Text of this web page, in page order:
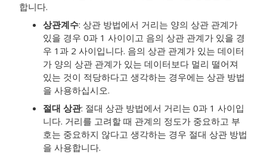
합니다.
상관계수: 상관 방법에서 거리는 양의 상관 관계가
있을 경우 0과 1 사이이고 음의 상관 관계가 있을 경
우 1과 2 사이입니다. 음의 상관 관계가 있는 데이터
가 양의 상관 관계가 있는 데이터보다 멀리 떨어져
있는 것이 적당하다고 생각하는 경우에는 상관 방법
을 사용하십시오.
절대 상관: 절대 상관 방법에서 거리는 0과 1 사이입
니다. 거리를 고려할 때 관계의 정도가 중요하고 부
호는 중요하지 않다고 생각하는 경우 절대 상관 방법
을 사용합니다.